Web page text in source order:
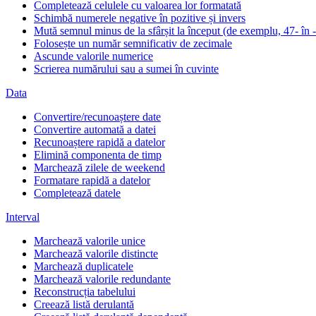
Completează celulele cu valoarea lor formatată
Schimbă numerele negative în pozitive și invers
Mută semnul minus de la sfârșit la început (de exemplu, 47- în
Folosește un număr semnificativ de zecimale
Ascunde valorile numerice
Scrierea numărului sau a sumei în cuvinte
Data
Convertire/recunoaștere date
Convertire automată a datei
Recunoaștere rapidă a datelor
Elimină componenta de timp
Marchează zilele de weekend
Formatare rapidă a datelor
Completează datele
Interval
Marchează valorile unice
Marchează valorile distincte
Marchează duplicatele
Marchează valorile redundante
Reconstrucția tabelului
Creează listă derulantă